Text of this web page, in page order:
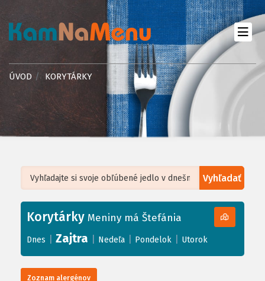
ÚVOD KORYTÁRKY
Vyhľadať
+
−
Leaflet| ©OpenStreetMap, Tiles courtesy ofHumanitarian OpenStreetMap
Korytárky Meniny má Štefánia
Dnes Zajtra Nedeľa Pondelok Utorok
Zoznam alergénov